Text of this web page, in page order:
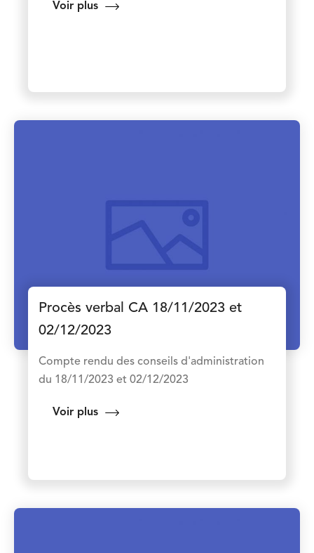
Voir plus
Procès verbal CA 18/11/2023 et
02/12/2023
Compte rendu des conseils d'administration
du 18/11/2023 et 02/12/2023
Voir plus